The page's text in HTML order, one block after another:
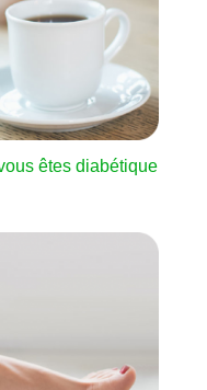
êtes diabétique